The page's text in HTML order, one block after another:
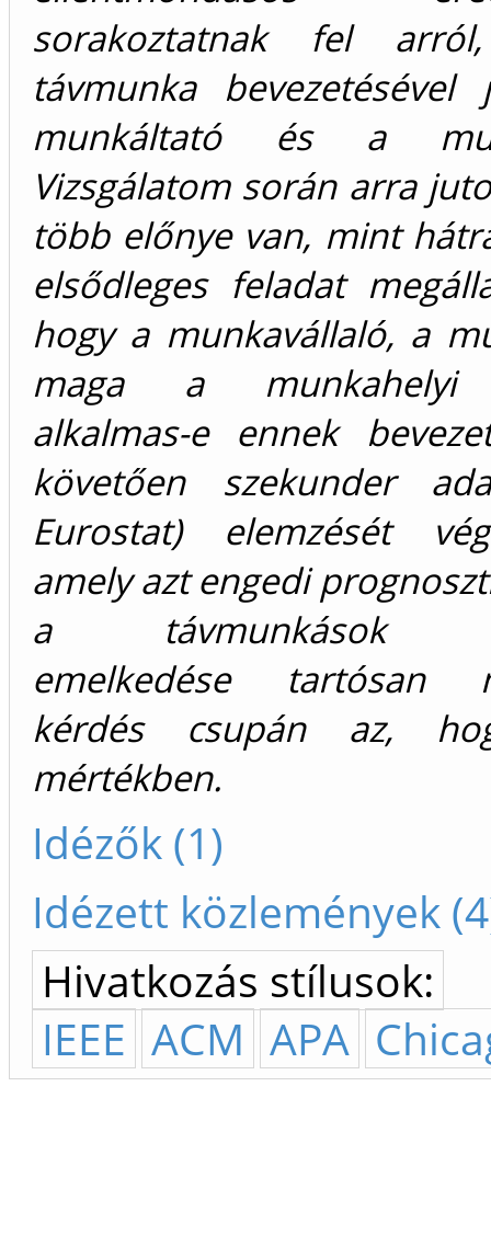
sorakoztatnak fel
távmunka
munkáltató és a
Vizsgálatom során arra
több előnye van, mint
elsődleges feladat
hogy a munkavállaló, a
maga a munkahelyi
alkalmas-e ennek
követően szekunder
Eurostat) elemzését
amely azt engedi
a távmunkások
emelkedése tartósan
kérdés csupán az,
mértékben.
Idézők (1)
Idézett közlemények
Hivatkozás stílusok:
IEEE ACM APA